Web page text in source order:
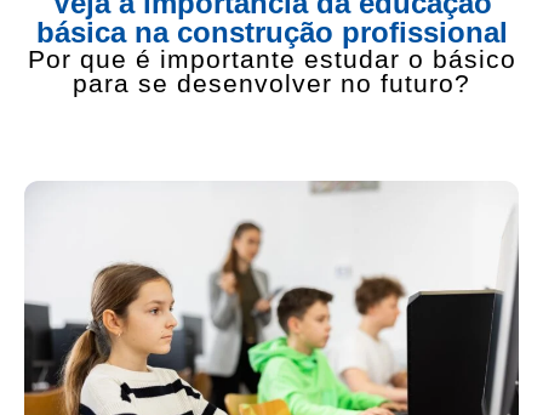
básica na construção profissional
Por que é importante estudar o básico
para se desenvolver no futuro?